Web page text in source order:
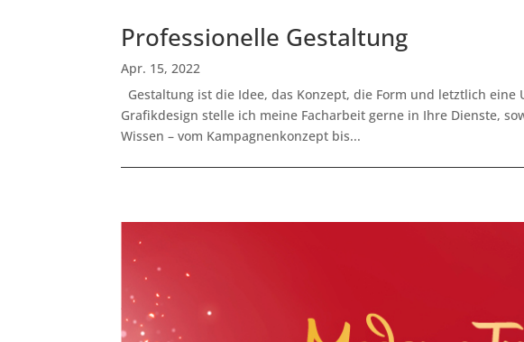
Professionelle Gestaltung
Apr. 15, 2022
Gestaltung ist die Idee, das Konzept, die Form und letztlich
Grafikdesign stelle ich meine Facharbeit gerne in Ihre Dienste,
Wissen – vom Kampagnenkonzept bis...